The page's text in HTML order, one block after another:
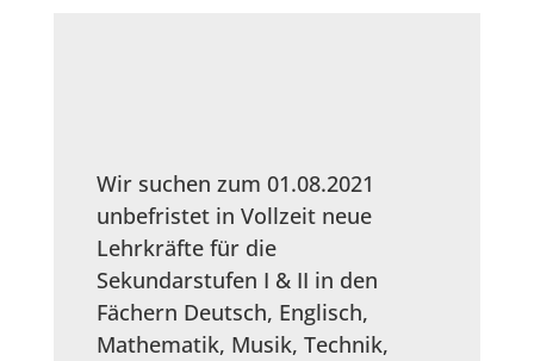
Wir suchen zum 01.08.2021
unbefristet in Vollzeit neue
Lehrkräfte für die
Sekundarstufen I & II in den
Fächern Deutsch, Englisch,
Mathematik, Musik, Technik,